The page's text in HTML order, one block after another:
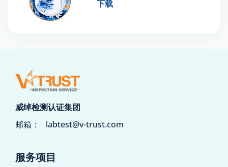
下载
威绰检测认证集团
邮箱： labtest@v-trust.com
服务项目